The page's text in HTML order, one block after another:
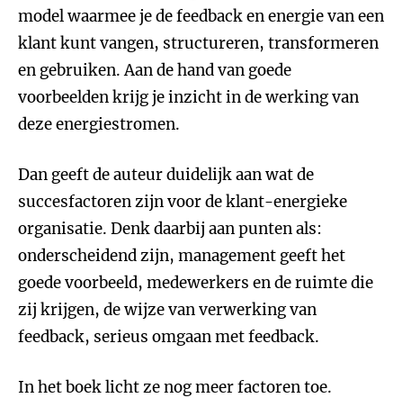
model waarmee je de feedback en energie van een
klant kunt vangen, structureren, transformeren
en gebruiken. Aan de hand van goede
voorbeelden krijg je inzicht in de werking van
deze energiestromen.
Dan geeft de auteur duidelijk aan wat de
succesfactoren zijn voor de klant-energieke
organisatie. Denk daarbij aan punten als:
onderscheidend zijn, management geeft het
goede voorbeeld, medewerkers en de ruimte die
zij krijgen, de wijze van verwerking van
feedback, serieus omgaan met feedback.
In het boek licht ze nog meer factoren toe.